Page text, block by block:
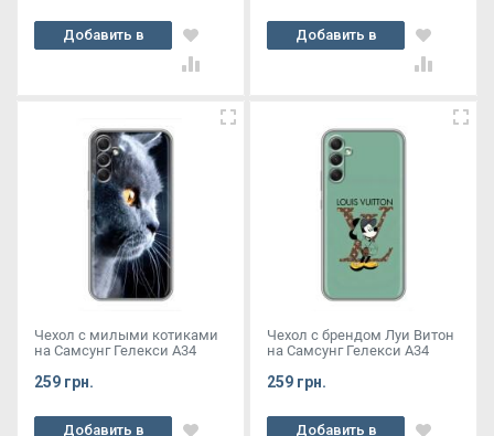
Добавить в
корзину
Добавить в
корзину
Чехол с милыми котиками
на Самсунг Гелекси А34
259 грн.
Добавить в
Чехол с брендом Луи Витон
на Самсунг Гелекси А34
259 грн.
Добавить в